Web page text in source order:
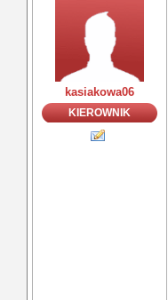
kasiakowa06
KIEROWNIK